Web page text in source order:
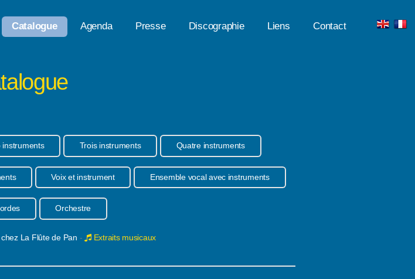
Catalogue Agenda Presse Discographie Liens Contact
instruments Trois instruments Quatre instruments
Voix et instrument Ensemble vocal avec instruments
Orchestre
La Flûte de Pan - Extraits musicaux